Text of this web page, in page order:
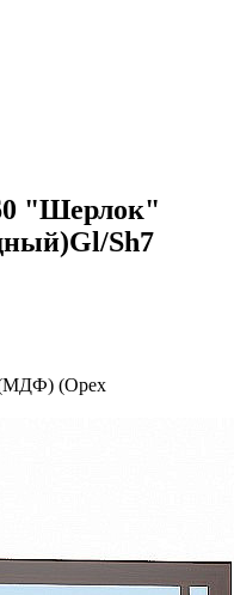
"Шерлок"
Sh7
(МДФ) (Орех